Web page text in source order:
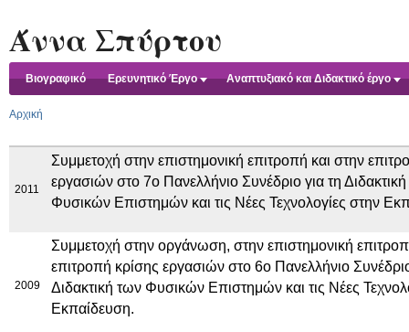
Άννα Σπύρτου
Βιογραφικό Ερευνητικό Έργο Αναπτυξιακό και Διδακτικό έργο
Αρχική
2011
Συμμετοχή στην επιστημονική επιτροπή και στην
εργασιών στο 7ο Πανελλήνιο Συνέδριο για τη
Φυσικών Επιστημών και τις Νέες Τεχνολογίες στην
2009
Συμμετοχή στην οργάνωση, στην επιστημονική
επιτροπή κρίσης εργασιών στο 6ο Πανελλήνιο
Διδακτική των Φυσικών Επιστημών και τις Νέες
Εκπαίδευση.